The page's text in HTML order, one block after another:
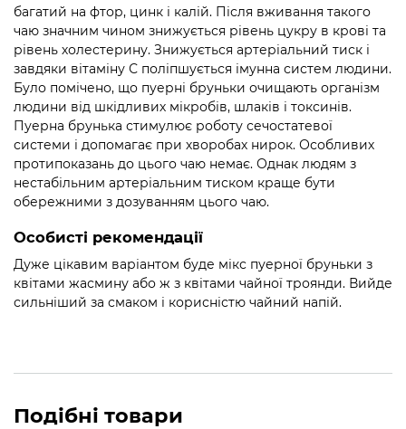
багатий на фтор, цинк і калій. Після вживання такого
чаю значним чином знижується рівень цукру в крові та
рівень холестерину. Знижується артеріальний тиск і
завдяки вітаміну С поліпшується імунна систем людини.
Було помічено, що пуерні бруньки очищають організм
людини від шкідливих мікробів, шлаків і токсинів.
Пуерна брунька стимулює роботу сечостатевої
системи і допомагає при хворобах нирок. Особливих
протипоказань до цього чаю немає. Однак людям з
нестабільним артеріальним тиском краще бути
обережними з дозуванням цього чаю.
Особисті рекомендації
Дуже цікавим варіантом буде мікс пуерної бруньки з
квітами жасмину або ж з квітами чайної троянди. Вийде
сильніший за смаком і корисністю чайний напій.
Подібні товари